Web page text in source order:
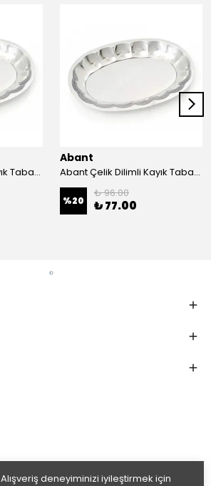
Alışveriş deneyiminizi iyileştirmek için
Abant Çelik Dilimli Kayık Tabak No:1 ; 14x21 cm.
Abant
Abant Çelik Dilimli Kayık Tabak No:2 ; 16,5x24,5 cm.
%20
₺ 96.00
₺ 77.00